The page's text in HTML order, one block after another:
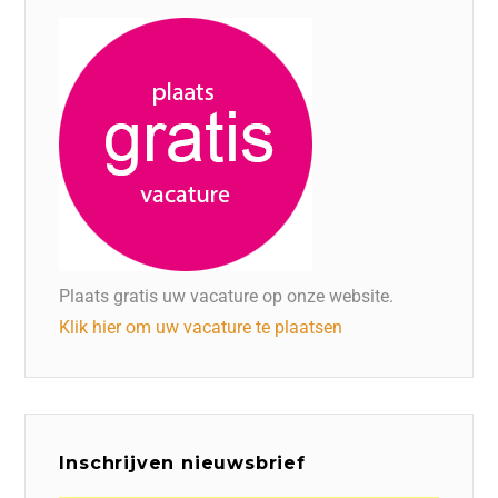
Plaats gratis uw vacature op onze website.
Klik hier om uw vacature te plaatsen
Inschrijven nieuwsbrief